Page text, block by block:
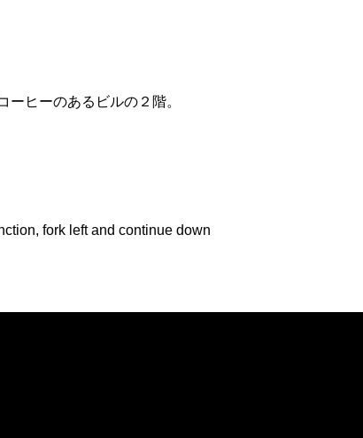
ヒーのあるビルの２階。
fork left and continue down